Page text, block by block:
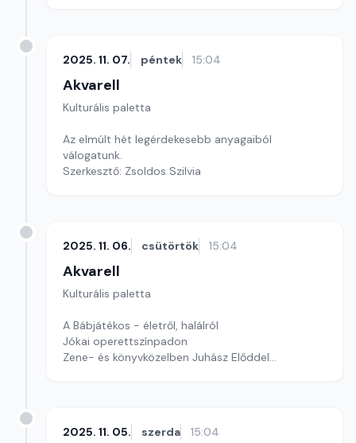
2025. 11. 07. péntek 15:04
Akvarell
Kulturális paletta
Az elmúlt hét legérdekesebb anyagaiból
válogatunk.
Szerkesztő: Zsoldos Szilvia
2025. 11. 06. csütörtök 15:04
Akvarell
Kulturális paletta
A Bábjátékos - életről, halálról
Jókai operettszínpadon
Zene- és könyvközelben Juhász Előddel
2025. 11. 05. szerda 15:04